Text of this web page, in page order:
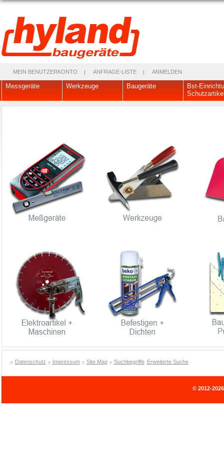
MEIN BENUTZERKONTO ANFRAGE-LISTE ANMELDEN
Messgeräte Werkzeuge Baugeräte
Bst-
Datenschutz Impressum Site Map Suchbegriffe Erweiterte Suche
© 2012-